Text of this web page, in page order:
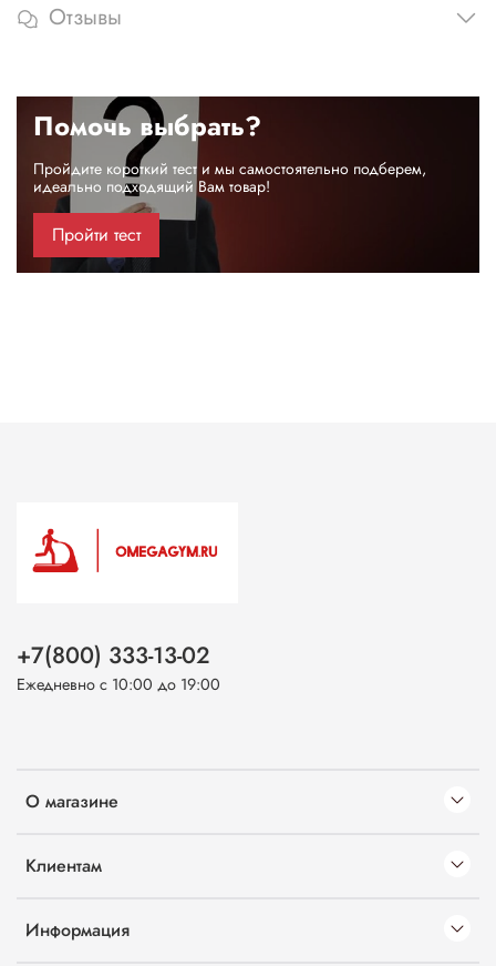
Отзывы
Помочь выбрать?
Пройдите короткий тест и мы самостоятельно подберем,
идеально подходящий Вам товар!
Пройти тест
О магазине
Клиентам
Информация
+7(800) 333-13-02
Ежедневно с 10:00 до 19:00